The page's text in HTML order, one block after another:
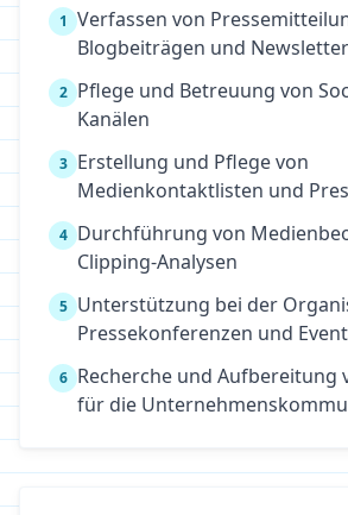
1 Verfassen von
Blogbeiträgen und
2 Pflege und Betreuung von
Kanälen
3 Erstellung und Pflege von
Medienkontaktlisten und
4 Durchführung von
Clipping-Analysen
5 Unterstützung bei der
Pressekonferenzen und
6 Recherche und Aufbereitung
für die